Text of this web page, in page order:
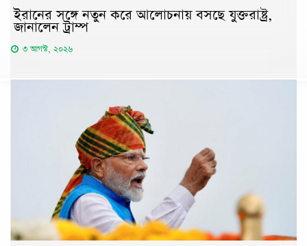
ইরানের সঙ্গে নতুন করে আলোচনায় বসছে যুক্তরাষ্ট্র,
জানালেন ট্রাম্প
৩ আগস্ট, ২০২৬